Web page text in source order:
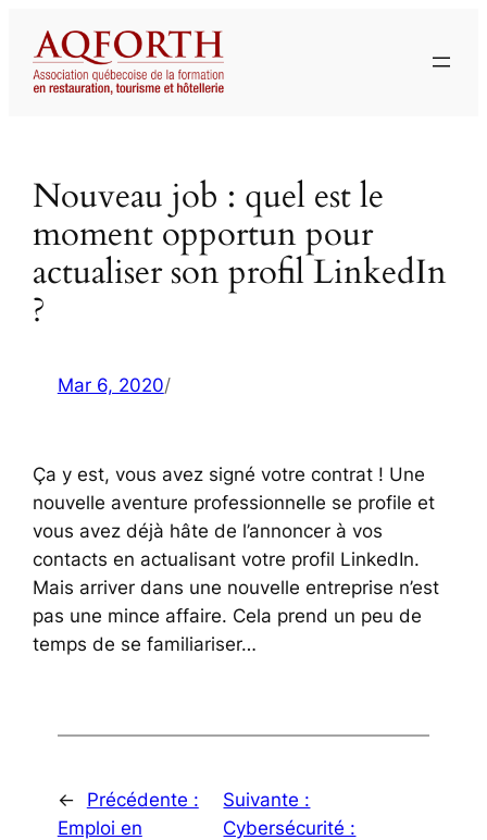
contenu
Nouveau job : quel est le
moment opportun pour
actualiser son profil LinkedIn
?
Mar 6, 2020/
Ça y est, vous avez signé votre contrat ! Une
nouvelle aventure professionnelle se profile et
vous avez déjà hâte de l’annoncer à vos
contacts en actualisant votre profil LinkedIn.
Mais arriver dans une nouvelle entreprise n’est
pas une mince affaire. Cela prend un peu de
temps de se familiariser…
←
Précédente :
Emploi en
Suivante :
Cybersécurité :